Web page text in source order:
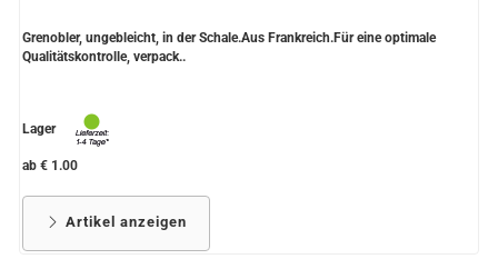
Grenobler, ungebleicht, in der Schale.Aus Frankreich.Für eine optimale
Qualitätskontrolle, verpack..
Lager
ab € 1.00
Artikel anzeigen